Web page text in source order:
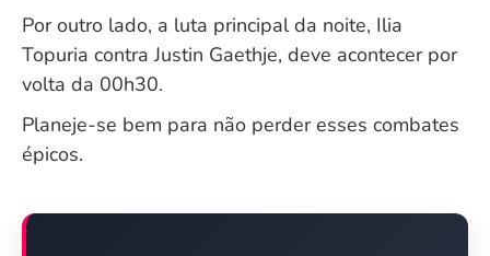
Por outro lado, a luta principal da noite, Ilia
Topuria contra Justin Gaethje, deve acontecer por
volta da 00h30.
Planeje-se bem para não perder esses combates
épicos.